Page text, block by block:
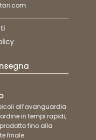
all’avanguardia
in tempi rapidi,
fino alla
finale